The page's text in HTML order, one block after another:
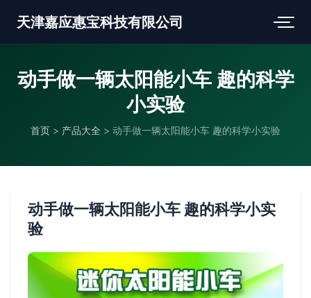
天津嘉应惠宝科技有限公司
动手做一辆太阳能小车 趣的科学
小实验
首页 > 产品大全 > 动手做一辆太阳能小车 趣的科学小实验
动手做一辆太阳能小车 趣的科学小实
验